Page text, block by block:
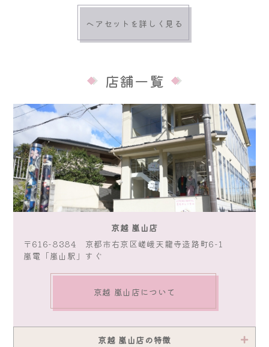
ヘアセットを詳しく見る
店舗一覧
京越 嵐山店
〒616-8384 京都市右京区嵯峨天龍寺造路町6-1
嵐電「嵐山駅」すぐ
京越 嵐山店について
京越 嵐山店の特徴